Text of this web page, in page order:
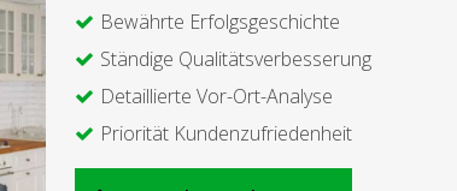
Bewährte Erfolgsgeschichte
Ständige Qualitätsverbesserung
Detaillierte Vor-Ort-Analyse
Priorität Kundenzufriedenheit